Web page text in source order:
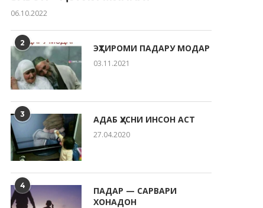
ҶАВОНОН — НЕРУИ ЭҲЁГАР ВА
ТАКЯГОҲИ МИЛЛАТ
06.10.2022
2 ЭҲТИРОМИ ПАДАРУ МОДАР
03.11.2021
3 АДАБ ҲУСНИ ИНСОН АСТ
27.04.2020
4
ПАДАР — САРВАРИ
ХОНАДОН